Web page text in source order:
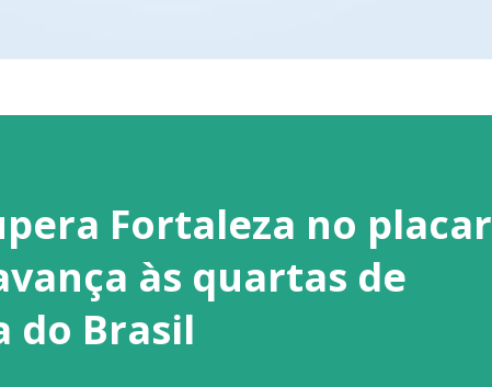
Fortaleza no placar
às quartas de
do Brasil